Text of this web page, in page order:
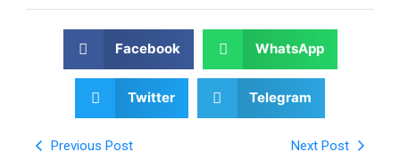
Facebook WhatsApp
Twitter Telegram
Previous Post Next Post